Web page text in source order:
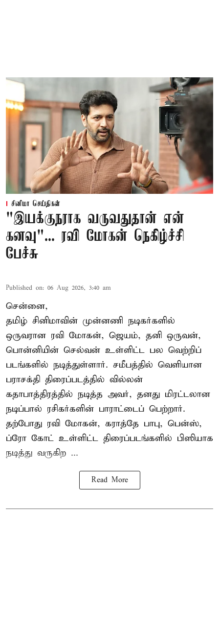
சினிமா செய்திகள்
"இயக்குநராக வருவதுதான் என்
கனவு"... ரவி மோகன் நெகிழ்ச்சி
பேச்சு
Published on: 06 Aug 2026, 3:40 am
சென்னை,
தமிழ் சினிமாவின் முன்னணி நடிகர்களில்
ஒருவரான ரவி மோகன், ஜெயம், தனி ஒருவன்,
பொன்னியின் செல்வன் உள்ளிட்ட பல வெற்றிப்
படங்களில் நடித்துள்ளார். சமீபத்தில் வெளியான
பராசக்தி திரைப்படத்தில் வில்லன்
கதாபாத்திரத்தில் நடித்த அவர், தனது மிரட்டலான
நடிப்பால் ரசிகர்களின் பாராட்டைப் பெற்றார்.
தற்போது ரவி மோகன், கராத்தே பாபு, பென்ஸ்,
ப்ரோ கோட் உள்ளிட்ட திரைப்படங்களில் பிஸியாக
நடித்து வருகிற ...
Read More